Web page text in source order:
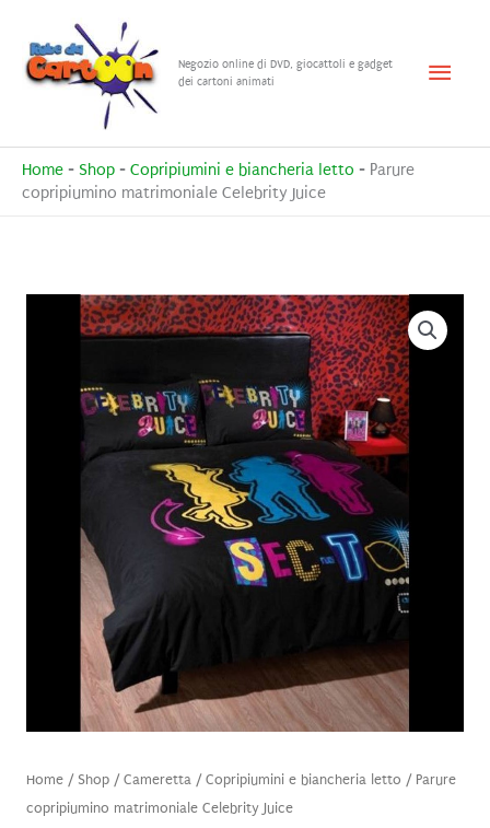
contenuto
Negozio online di DVD, giocattoli e gadget
dei cartoni animati
Menu
Home - Shop - Copripiumini e biancheria letto - Parure
copripiumino matrimoniale Celebrity Juice
Home/ Shop/Cameretta/Copripiumini e biancheria letto / Parure
copripiumino matrimoniale Celebrity Juice